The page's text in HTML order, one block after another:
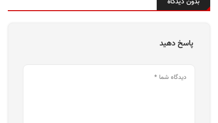
پاسخ دهید